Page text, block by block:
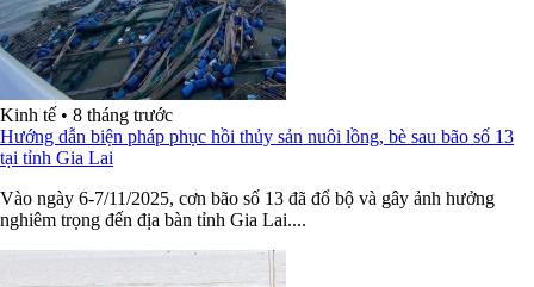
Kinh tế • 8 tháng trước
Hướng dẫn biện pháp phục hồi thủy sản nuôi lồng, bè sau bão số 13
tại tỉnh Gia Lai
Vào ngày 6-7/11/2025, cơn bão số 13 đã đổ bộ và gây ảnh hưởng
nghiêm trọng đến địa bàn tỉnh Gia Lai....